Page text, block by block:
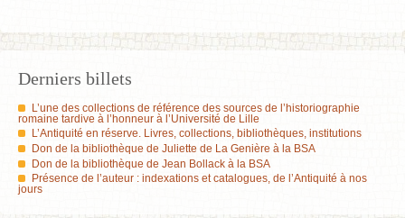
Derniers billets
L’une des collections de référence des sources de l’historiographie
romaine tardive à l’honneur à l’Université de Lille
L’Antiquité en réserve. Livres, collections, bibliothèques, institutions
Don de la bibliothèque de Juliette de La Genière à la BSA
Don de la bibliothèque de Jean Bollack à la BSA
Présence de l’auteur : indexations et catalogues, de l’Antiquité à nos
jours